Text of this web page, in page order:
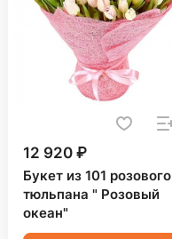
12 920 ₽
Букет из 101 розового
тюльпана " Розовый
океан"